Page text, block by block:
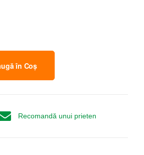
în Coș
Recomandă unui prieten